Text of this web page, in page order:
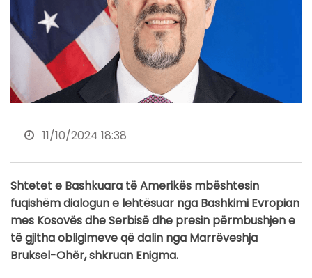
11/10/2024 18:38
Shtetet e Bashkuara të Amerikës mbështesin
fuqishëm dialogun e lehtësuar nga Bashkimi Evropian
mes Kosovës dhe Serbisë dhe presin përmbushjen e
të gjitha obligimeve që dalin nga Marrëveshja
Bruksel-Ohër, shkruan Enigma.